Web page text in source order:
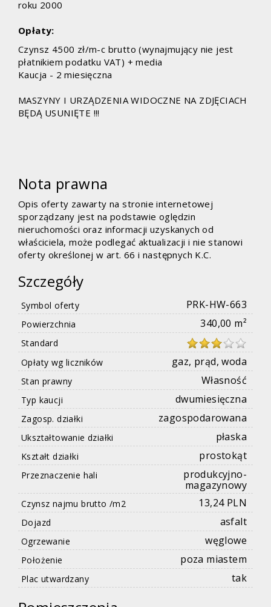
roku 2000
Opłaty:
Czynsz 4500 zł/m-c brutto (wynajmujący nie jest
płatnikiem podatku VAT) + media
Kaucja - 2 miesięczna
MASZYNY I URZĄDZENIA WIDOCZNE NA ZDJĘCIACH
BĘDĄ USUNIĘTE !!!
Nota prawna
Opis oferty zawarty na stronie internetowej
sporządzany jest na podstawie oględzin
nieruchomości oraz informacji uzyskanych od
właściciela, może podlegać aktualizacji i nie stanowi
oferty określonej w art. 66 i następnych K.C.
Szczegóły
Symbol oferty PRK-HW-663
Powierzchnia 340,00 m²
Standard
Opłaty wg liczników
gaz, prąd, woda
Stan prawny Własność
Typ kaucji dwumiesięczna
Zagosp. działki zagospodarowana
Ukształtowanie działki płaska
Kształt działki prostokąt
Przeznaczenie hali
produkcyjno-
magazynowy
Czynsz najmu brutto /m2 13,24 PLN
Dojazd asfalt
Ogrzewanie węglowe
Położenie poza miastem
Plac utwardzany tak